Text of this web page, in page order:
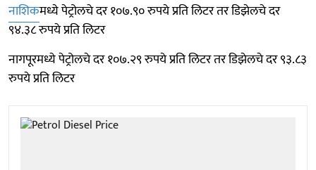
नाशिकमध्ये पेट्रोलचे दर १०७.९० रुपये प्रति लिटर तर डिझेलचे दर
९४.३८ रुपये प्रति लिटर
नागपूरमध्ये पेट्रोलचे दर १०७.२९ रुपये प्रति लिटर तर डिझेलचे दर ९३.८३
रुपये प्रति लिटर